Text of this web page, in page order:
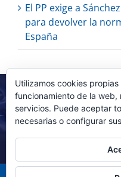
El PP exige a
para devolver la
España
Utilizamos cookies
funcionamiento de la web,
servicios. Puede aceptar
necesarias o configurar